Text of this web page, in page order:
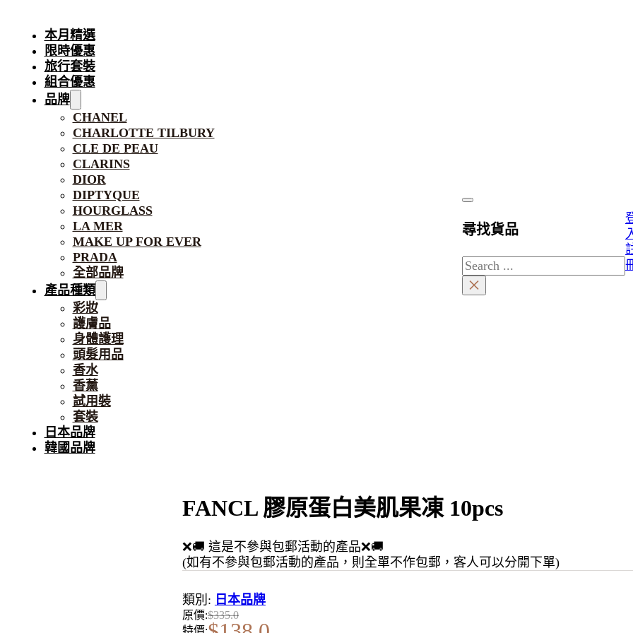
本月精選
限時優惠
旅行套裝
組合優惠
品牌
CHANEL
CHARLOTTE TILBURY
CLE DE PEAU
CLARINS
DIOR
DIPTYQUE
HOURGLASS
LA MER
MAKE UP FOR EVER
PRADA
全部品牌
產品種類
彩妝
護膚品
身體護理
頭髮用品
香水
香薰
試用裝
套裝
日本品牌
韓國品牌
尋找貨品
Search
×
FANCL 膠原蛋白美肌果凍 10pcs
❌🚚 這是不參與包郵活動的產品❌🚚
(如有不參與包郵活動的產品，則全單不作包郵，客人可以分開下單)
類別: 日本品牌
原價:$335.0
特價: